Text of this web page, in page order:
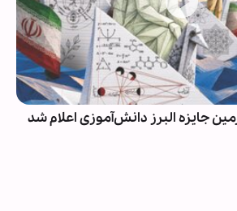
جایزه البرز دانش‌آموزی اعلام شد